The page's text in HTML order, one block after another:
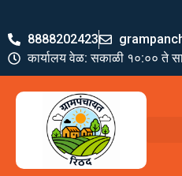
8888202423
कार्यालय वेळ: सकाळी १०:०० ते